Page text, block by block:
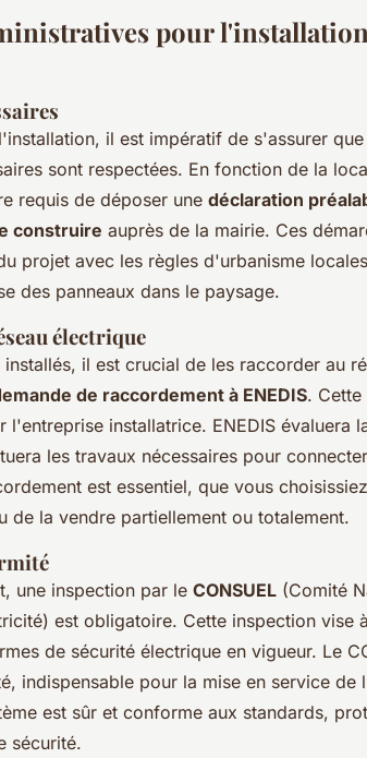
pour
il est impératif de s'assurer
sont respectées. En fonction de la
requis de déposer une déclaration
construire auprès de la mairie. Ces
projet avec les règles d'urbanisme
des panneaux dans le paysage.
électrique
il est crucial de les raccorder au
de raccordement à ENEDIS. Cette
l'entreprise installatrice. ENEDIS évaluera
les travaux nécessaires pour
est essentiel, que vous
de la vendre partiellement ou totalement.
une inspection par le CONSUEL (Comité
est obligatoire. Cette inspection vise
de sécurité électrique en vigueur. Le
indispensable pour la mise en service de
est sûr et conforme aux standards,
sécurité.